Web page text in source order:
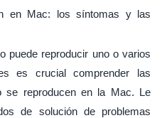
en Mac: los síntomas y las
puede reproducir uno o varios
es crucial comprender las
se reproducen en la Mac. Le
de solución de problemas